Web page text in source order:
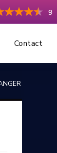
9
Contact